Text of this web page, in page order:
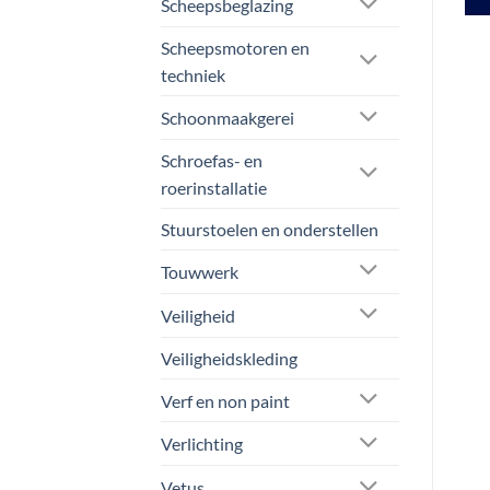
Scheepsbeglazing
Scheepsmotoren en
techniek
Schoonmaakgerei
Schroefas- en
roerinstallatie
Stuurstoelen en onderstellen
Touwwerk
Veiligheid
Veiligheidskleding
Verf en non paint
Verlichting